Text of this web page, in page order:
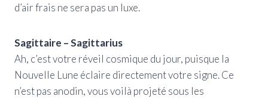
d’air frais ne sera pas un luxe.
Sagittaire – Sagittarius
Ah, c’est votre réveil cosmique du jour, puisque la
Nouvelle Lune éclaire directement votre signe. Ce
n’est pas anodin, vous voilà projeté sous les